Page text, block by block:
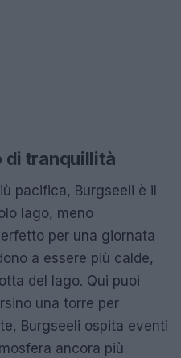
di tranquillità
pacifica, Burgseeli è il
lago, meno
per una giornata
a essere più calde,
del lago. Qui puoi
una torre per
Burgseeli ospita eventi
ancora più